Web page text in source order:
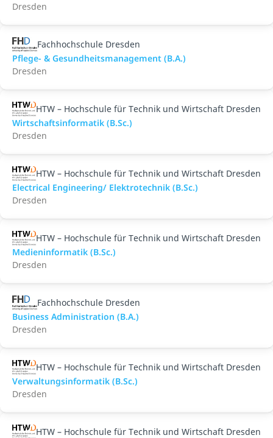
Dresden
Fachhochschule Dresden
Pflege- & Gesundheitsmanagement (B.A.)
Dresden
HTW – Hochschule für Technik und Wirtschaft Dresden
Wirtschaftsinformatik (B.Sc.)
Dresden
HTW – Hochschule für Technik und Wirtschaft Dresden
Electrical Engineering/ Elektrotechnik (B.Sc.)
Dresden
HTW – Hochschule für Technik und Wirtschaft Dresden
Medieninformatik (B.Sc.)
Dresden
Fachhochschule Dresden
Business Administration (B.A.)
Dresden
HTW – Hochschule für Technik und Wirtschaft Dresden
Verwaltungsinformatik (B.Sc.)
Dresden
HTW – Hochschule für Technik und Wirtschaft Dresden